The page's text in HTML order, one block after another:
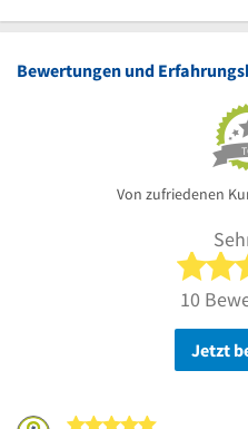
Bewertungen und
Von zufriedenen
10
Jetzt